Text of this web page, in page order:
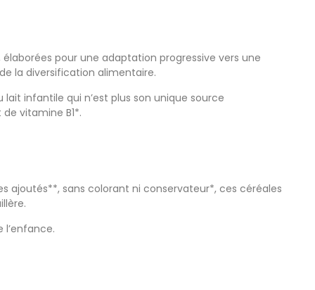
pour une adaptation progressive vers une
la diversification alimentaire.
infantile qui n’est plus son unique source
vitamine B1*.
ajoutés**, sans colorant ni conservateur*, ces céréales